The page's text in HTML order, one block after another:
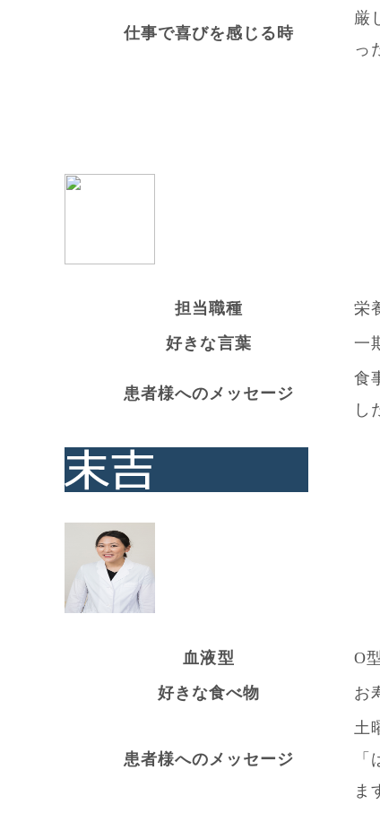
仕事で喜びを感じる時
厳
っ
担当職種
栄
好きな言葉
一
患者様へのメッセージ
食
し
血液型
O型
好きな食べ物
お
患者様へのメッセージ
土
ま